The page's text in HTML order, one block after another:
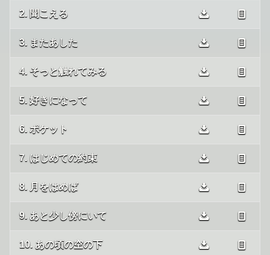
2. 聞こえる
3. またあした
4. そっと触れてみる
5. 好きになって
6. ポケット
7. はじめての約束
8. 月をはめば
9. あと少し傍にいて
10. あの頃の空の下